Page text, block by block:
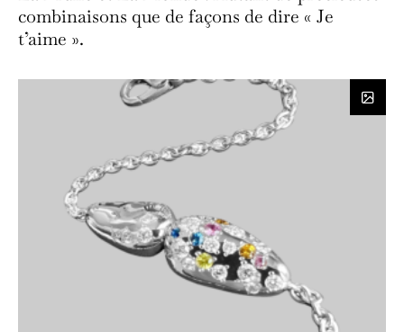
combinaisons que de façons de dire « Je
t’aime ».